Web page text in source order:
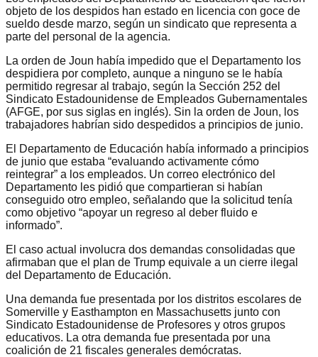
objeto de los despidos han estado en licencia con goce de
sueldo desde marzo, según un sindicato que representa a
parte del personal de la agencia.
La orden de Joun había impedido que el Departamento los
despidiera por completo, aunque a ninguno se le había
permitido regresar al trabajo, según la Sección 252 del
Sindicato Estadounidense de Empleados Gubernamentales
(AFGE, por sus siglas en inglés). Sin la orden de Joun, los
trabajadores habrían sido despedidos a principios de junio.
El Departamento de Educación había informado a principios
de junio que estaba “evaluando activamente cómo
reintegrar” a los empleados. Un correo electrónico del
Departamento les pidió que compartieran si habían
conseguido otro empleo, señalando que la solicitud tenía
como objetivo “apoyar un regreso al deber fluido e
informado”.
El caso actual involucra dos demandas consolidadas que
afirmaban que el plan de Trump equivale a un cierre ilegal
del Departamento de Educación.
Una demanda fue presentada por los distritos escolares de
Somerville y Easthampton en Massachusetts junto con
Sindicato Estadounidense de Profesores y otros grupos
educativos. La otra demanda fue presentada por una
coalición de 21 fiscales generales demócratas.